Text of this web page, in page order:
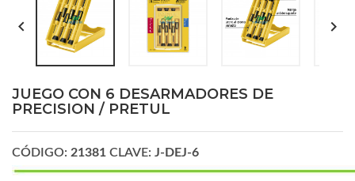
 
JUEGO CON 6 DESARMADORES DE
PRECISION / PRETUL
CÓDIGO: 21381 CLAVE: J-DEJ-6